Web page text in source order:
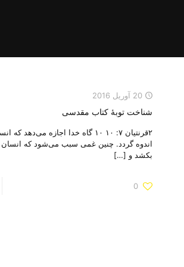
20 آوریل 2016
شناخت توبهٔ کتاب مقدسی
۲قرنتیان ۷: ۱۰ ۱۰ گاه خدا اجازه
اندوه گردد. چنین غمی سبب می‌شود که انسان
بکشد و […]
0